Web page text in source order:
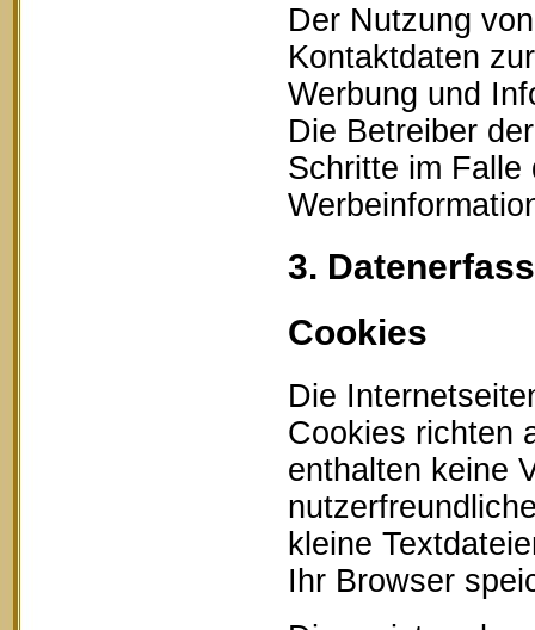
Der Nutzung
Kontaktdaten
Werbung und
Die Betreiber
Schritte im Falle
3.
Cookies
Die
Cookies richten
enthalten keine
kleine
Ihr Browser